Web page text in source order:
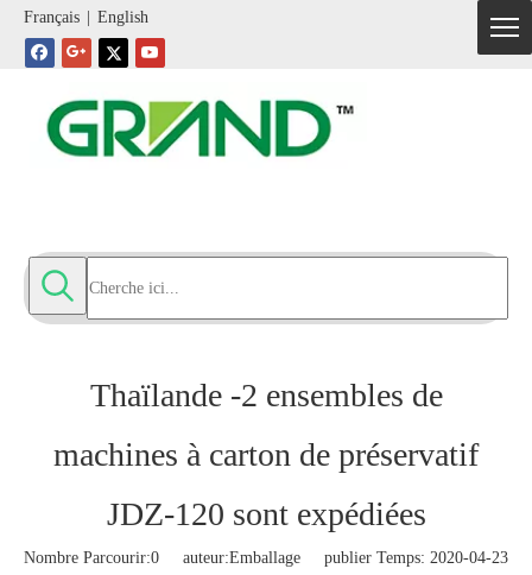
Français English
Thaïlande -2 ensembles de
machines à carton de préservatif
JDZ-120 sont expédiées
Nombre Parcourir:0 auteur:Emballage publier Temps: 2020-04-23